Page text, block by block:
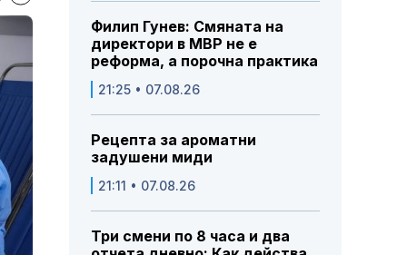
Филип Гунев: Смяната на
директори в МВР не е
реформа, а порочна практика
21:25 • 07.08.26
Рецепта за ароматни
задушени миди
21:11 • 07.08.26
Три смени по 8 часа и два